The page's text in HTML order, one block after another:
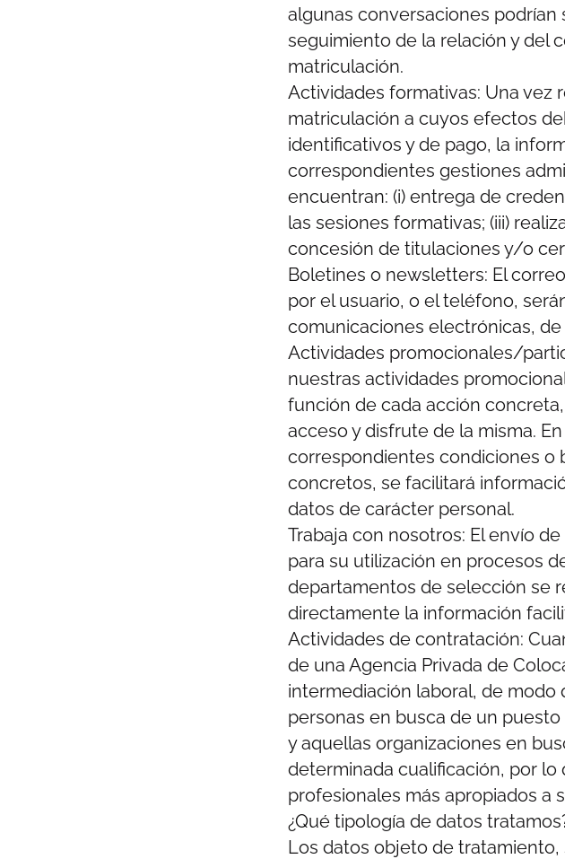
algunas conversaciones
seguimiento de la relación y del
matriculación.
Actividades formativas: Una vez
matriculación a cuyos efectos
identificativos y de pago, la
correspondientes gestiones
encuentran: (i) entrega de
las sesiones formativas; (iii)
concesión de titulaciones y/o
Boletines o newsletters: El
por el usuario, o el teléfono,
comunicaciones electrónicas,
Actividades promocionales/
nuestras actividades
función de cada acción
acceso y disfrute de la misma.
correspondientes condiciones o
concretos, se facilitará
datos de carácter personal.
Trabaja con nosotros: El envío
para su utilización en procesos
departamentos de selección se
directamente la información
Actividades de contratación:
de una Agencia Privada de
intermediación laboral, de
personas en busca de un
y aquellas organizaciones en
determinada cualificación, por lo
profesionales más apropiados a
¿Qué tipología de datos
Los datos objeto de